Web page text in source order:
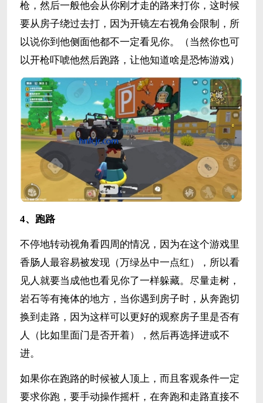
枪，然后一般他会从你刚才走的路来打你，这时候
要从房子绕过去打，因为开镜左右视角会限制，所
以说你到他侧面他都不一定看见你。（当然你也可
以开枪吓唬他然后跑路，让他知道啥是恐怖游戏）
4、跑路
不停地转动视角看四周的情况，因为在这个游戏里
香肠人最容易被发现（万绿丛中一点红），所以看
见人就要当成他也看见你了一样躲藏。尽量走树，
岩石等有掩体的地方，当你遇到房子时，从奔跑切
换到走路，因为这样可以更好的观察房子里是否有
人（比如里面门是否开着），然后再选择进或不
进。
如果你在跑路的时候被人顶上，而且客观条件一定
要求你跑，要手动操作摇杆，在奔跑和走路直接不